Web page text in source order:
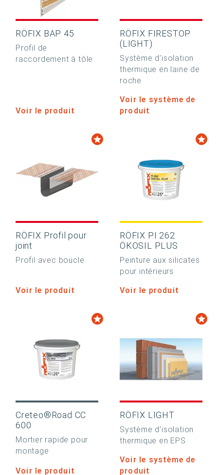
RÖFIX BAP 45
Profil de
raccordement à tôle
Voir le produit
RÖFIX FIRESTOP
(LIGHT)
Système d’isolation
thermique en laine de
roche
Voir le système de
produit
RÖFIX Profil pour
joint
Profil avec boucle
Voir le produit
RÖFIX PI 262
ÖKOSIL PLUS
Peinture aux silicates
pour intérieurs
Voir le produit
Creteo®Road CC
600
Mortier rapide pour
montage
Voir le produit
RÖFIX LIGHT
Système d’isolation
thermique en EPS
Voir le système de
produit